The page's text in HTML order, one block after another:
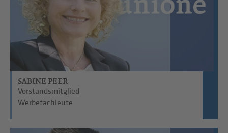
SABINE PEER
Vorstandsmitglied
Werbefachleute